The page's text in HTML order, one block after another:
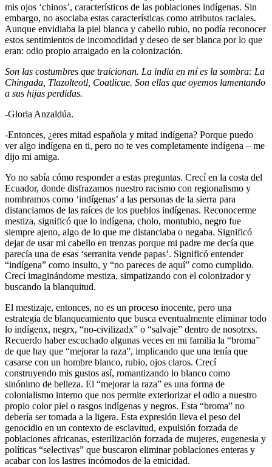
mis ojos ‘chinos’, característicos de las poblaciones indígenas. Sin
embargo, no asociaba estas características como atributos raciales.
Aunque envidiaba la piel blanca y cabello rubio, no podía reconocer
estos sentimientos de incomodidad y deseo de ser blanca por lo que
eran: odio propio arraigado en la colonización.
Son las costumbres que traicionan. La india en mí es la sombra: La
Chingada, Tlazolteotl, Coatlicue. Son ellas que oyemos lamentando
a sus hijas perdidas.
-Gloria Anzaldúa.
-Entonces, ¿eres mitad española y mitad indígena? Porque puedo
ver algo indígena en ti, pero no te ves completamente indígena – me
dijo mi amiga.
Yo no sabía cómo responder a estas preguntas. Crecí en la costa del
Ecuador, donde disfrazamos nuestro racismo con regionalismo y
nombramos como ‘indígenas’ a las personas de la sierra para
distanciamos de las raíces de los pueblos indígenas. Reconocerme
mestiza, significó que lo indígena, cholo, montubio, negro fue
siempre ajeno, algo de lo que me distanciaba o negaba. Significó
dejar de usar mi cabello en trenzas porque mi padre me decía que
parecía una de esas ‘serranita vende papas’. Significó entender
“indígena” como insulto, y “no pareces de aquí” como cumplido.
Crecí imaginándome mestiza, simpatizando con el colonizador y
buscando la blanquitud.
El mestizaje, entonces, no es un proceso inocente, pero una
estrategia de blanqueamiento que busca eventualmente eliminar todo
lo indígenx, negrx, “no-civilizadx” o “salvaje” dentro de nosotrxs.
Recuerdo haber escuchado algunas veces en mi familia la “broma”
de que hay que “mejorar la raza”, implicando que una tenía que
casarse con un hombre blanco, rubio, ojos claros. Crecí
construyendo mis gustos así, romantizando lo blanco como
sinónimo de belleza. El “mejorar la raza” es una forma de
colonialismo interno que nos permite exteriorizar el odio a nuestro
propio color piel o rasgos indígenas y negros. Esta “broma” no
debería ser tomada a la ligera. Esta expresión lleva el peso del
genocidio en un contexto de esclavitud, expulsión forzada de
poblaciones africanas, esterilización forzada de mujeres, eugenesia y
políticas “selectivas” que buscaron eliminar poblaciones enteras y
acabar con los lastres incómodos de la etnicidad.